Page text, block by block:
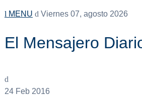
MENU Viernes 07, agosto 2026
El Mensajero
24Feb 2016